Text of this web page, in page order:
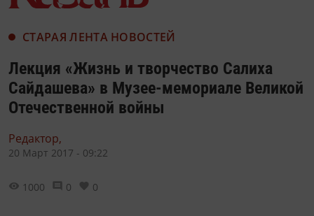
СТАРАЯ ЛЕНТА НОВОСТЕЙ
Лекция «Жизнь и творчество Салиха
Сайдашева» в Музее-мемориале Великой
Отечественной войны
Редактор,
20 Март 2017 - 09:22
1000 0 0